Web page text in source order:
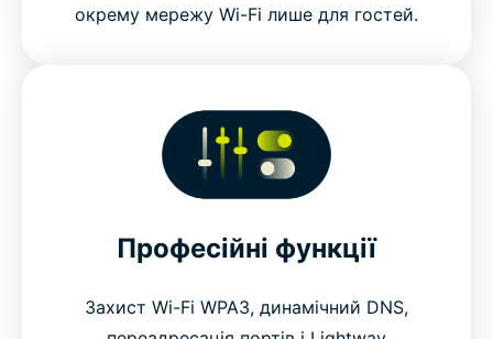
окрему мережу Wi-Fi лише для гостей.
Професійні функції
Захист Wi-Fi WPA3, динамічний DNS,